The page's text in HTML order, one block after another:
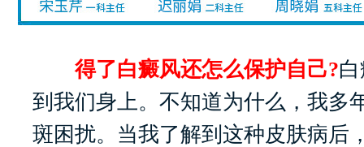
得了白癜风还怎么保护自己?
到我们身上。不知道为什么，我多
斑困扰。当我了解到这种皮肤病后